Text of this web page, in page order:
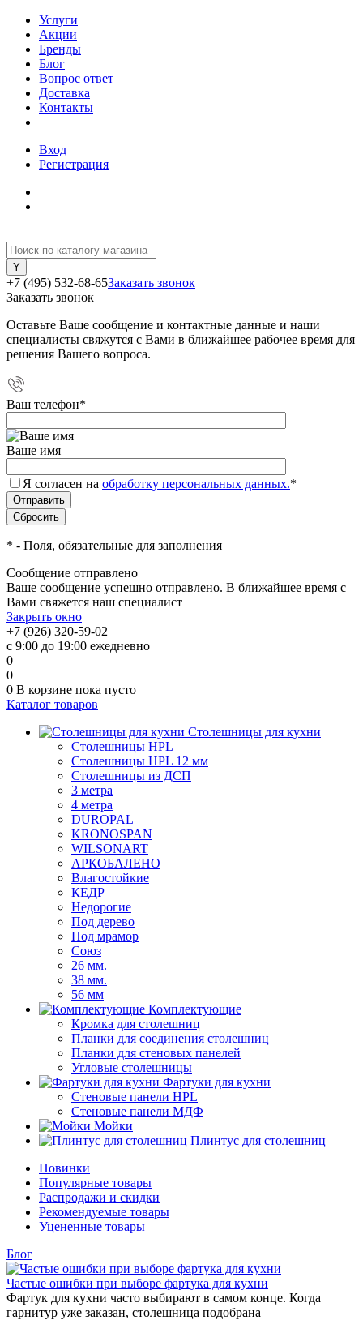
Услуги
Акции
Бренды
Блог
Вопрос ответ
Доставка
Контакты
Вход
Регистрация
+7 (495) 532-68-65Заказать звонок
Заказать звонок
Оставьте Ваше сообщение и контактные данные и наши
специалисты свяжутся с Вами в ближайшее рабочее время для
решения Вашего вопроса.
Ваш телефон*
Ваше имя
Я согласен на обработку персональных данных.*
* - Поля, обязательные для заполнения
Сообщение отправлено
Ваше сообщение успешно отправлено. В ближайшее время с
Вами свяжется наш специалист
Закрыть окно
+7 (926) 320-59-02
с 9:00 до 19:00 ежедневно
0
0
0 В корзине пока пусто
Каталог товаров
Столешницы для кухни
Столешницы HPL
Столешницы HPL 12 мм
Столешницы из ДСП
3 метра
4 метра
DUROPAL
KRONOSPAN
WILSONART
АРКОБАЛЕНО
Влагостойкие
КЕДР
Недорогие
Под дерево
Под мрамор
Союз
26 мм.
38 мм.
56 мм
Комплектующие
Кромка для столешниц
Планки для соединения столешниц
Планки для стеновых панелей
Угловые столешницы
Фартуки для кухни
Стеновые панели HPL
Стеновые панели МДФ
Мойки
Плинтус для столешниц
Новинки
Популярные товары
Распродажи и скидки
Рекомендуемые товары
Уцененные товары
Блог
Частые ошибки при выборе фартука для кухни
Фартук для кухни часто выбирают в самом конце. Когда
гарнитур уже заказан, столешница подобрана